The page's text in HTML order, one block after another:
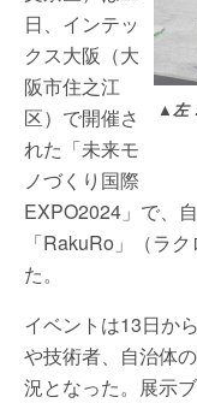
▲左
日、インテッ
クス大阪（大
阪市住之江
区）で開催さ
れた「未来モ
ノづくり国際
EXPO2024」で、
「RakuRo」（ラ
た。
イベントは13日か
や技術者、自治体
況となった。展示